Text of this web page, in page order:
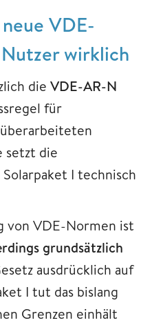
VDE-
wirklich
die VDE-AR-N
für
setzt die
I technisch
von VDE-Normen ist
grundsätzlich
ausdrücklich auf
I tut das bislang
Grenzen einhält